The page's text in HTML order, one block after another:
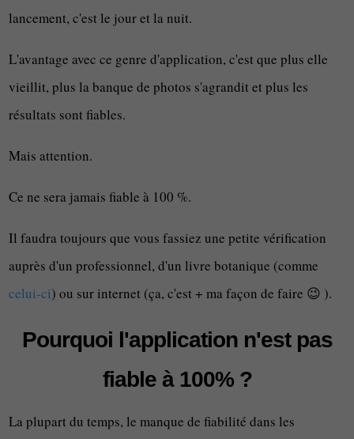
lancement, c'est le jour et la nuit.
L'avantage avec ce genre d'application, c'est que plus elle
vieillit, plus la banque de photos s'agrandit et plus les
résultats sont fiables.
Mais attention.
Ce ne sera jamais fiable à 100 %.
Il faudra toujours que vous fassiez une petite vérification
auprès d'un professionnel, d'un livre botanique (comme
celui-ci) ou sur internet (ça, c'est + ma façon de faire 😉 ).
Pourquoi l'application n'est pas
fiable à 100% ?
La plupart du temps, le manque de fiabilité dans les